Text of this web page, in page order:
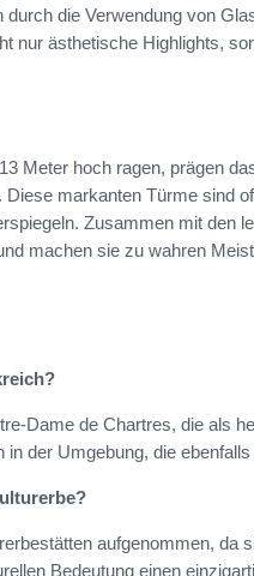
die Verwendung von
nur ästhetische Highlights,
Meter hoch ragen, prägen
markanten Türme sind
Zusammen mit den
machen sie zu wahren
Dame de Chartres, die als
der Umgebung, die
aufgenommen, da
Bedeutung einen